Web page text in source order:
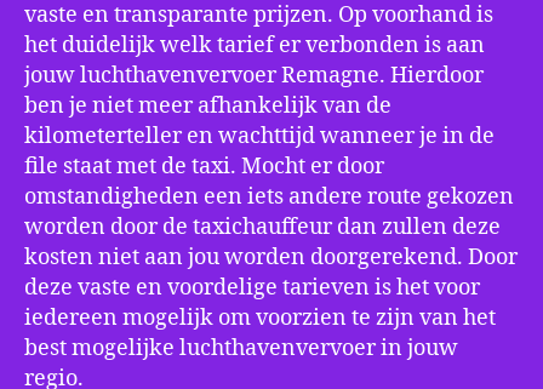
vaste en transparante prijzen. Op voorhand is
het duidelijk welk tarief er verbonden is aan
jouw luchthavenvervoer Remagne. Hierdoor
ben je niet meer afhankelijk van de
kilometerteller en wachttijd wanneer je in de
file staat met de taxi. Mocht er door
omstandigheden een iets andere route gekozen
worden door de taxichauffeur dan zullen deze
kosten niet aan jou worden doorgerekend. Door
deze vaste en voordelige tarieven is het voor
iedereen mogelijk om voorzien te zijn van het
best mogelijke luchthavenvervoer in jouw
regio.